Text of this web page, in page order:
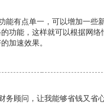
能有点单一，可以增加一些
功能，这样就可以根据网
加速效果。
务顾问，让我能够省钱又省心